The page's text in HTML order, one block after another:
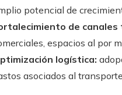
potencial de
de
espacios al por
logística:
asociados al